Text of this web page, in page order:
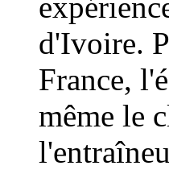
d'Ivoire.
France,
même le